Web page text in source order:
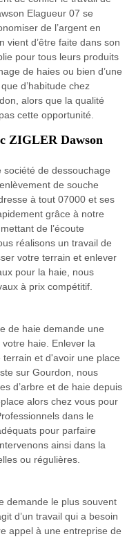
Elagueur 07 se
de l’argent en
vient d’être faite dans son
pour tous leurs produits
de haies ou bien d’une
d’habitude chez
alors que la qualité
cette opportunité.
ZIGLER Dawson
de dessouchage
de souche
à tout 07000 et ses
grâce à notre
de l’écoute
réalisons un travail de
votre terrain et enlever
pour la haie, nous
à prix compétitif.
de haie demande une
haie. Enlever la
et d'avoir une place
sur Gourdon, nous
d’arbre et de haie depuis
alors chez vous pour
dans le
pour parfaire
ainsi dans la
ou régulières.
demande le plus souvent
d’un travail qui a besoin
appel à une entreprise de